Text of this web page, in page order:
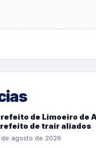
de Limoeiro de
de trair aliados
de agosto de 2026